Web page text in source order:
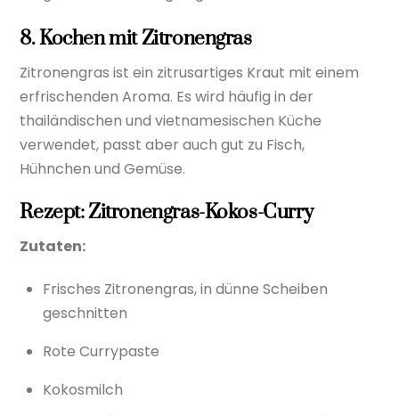
8. Kochen mit Zitronengras
Zitronengras ist ein zitrusartiges Kraut mit einem
erfrischenden Aroma. Es wird häufig in der
thailändischen und vietnamesischen Küche
verwendet, passt aber auch gut zu Fisch,
Hühnchen und Gemüse.
Rezept: Zitronengras-Kokos-Curry
Zutaten:
Frisches Zitronengras, in dünne Scheiben
geschnitten
Rote Currypaste
Kokosmilch